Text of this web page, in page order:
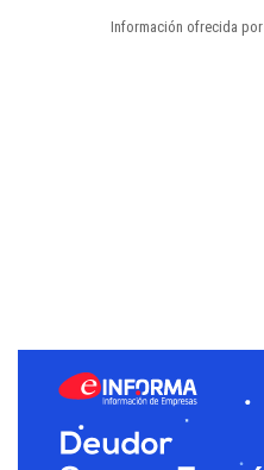
Información ofrecida por